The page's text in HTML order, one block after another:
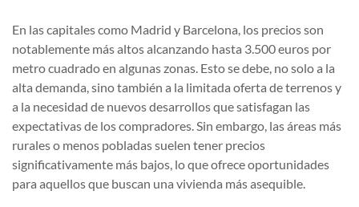
En las capitales como Madrid y Barcelona, los precios son
notablemente más altos alcanzando hasta 3.500 euros por
metro cuadrado en algunas zonas. Esto se debe, no solo a la
alta demanda, sino también a la limitada oferta de terrenos y
a la necesidad de nuevos desarrollos que satisfagan las
expectativas de los compradores. Sin embargo, las áreas más
rurales o menos pobladas suelen tener precios
significativamente más bajos, lo que ofrece oportunidades
para aquellos que buscan una vivienda más asequible.